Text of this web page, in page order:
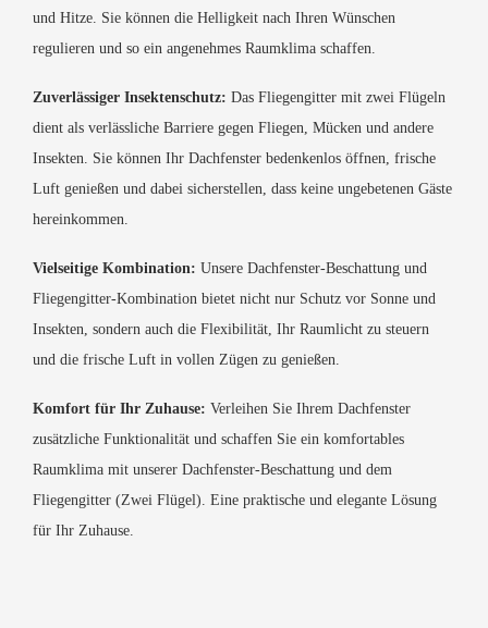
und Hitze. Sie können die Helligkeit nach Ihren Wünschen
regulieren und so ein angenehmes Raumklima schaffen.
Zuverlässiger Insektenschutz: Das Fliegengitter mit zwei Flügeln
dient als verlässliche Barriere gegen Fliegen, Mücken und andere
Insekten. Sie können Ihr Dachfenster bedenkenlos öffnen, frische
Luft genießen und dabei sicherstellen, dass keine ungebetenen Gäste
hereinkommen.
Vielseitige Kombination: Unsere Dachfenster-Beschattung und
Fliegengitter-Kombination bietet nicht nur Schutz vor Sonne und
Insekten, sondern auch die Flexibilität, Ihr Raumlicht zu steuern
und die frische Luft in vollen Zügen zu genießen.
Komfort für Ihr Zuhause: Verleihen Sie Ihrem Dachfenster
zusätzliche Funktionalität und schaffen Sie ein komfortables
Raumklima mit unserer Dachfenster-Beschattung und dem
Fliegengitter (Zwei Flügel). Eine praktische und elegante Lösung
für Ihr Zuhause.